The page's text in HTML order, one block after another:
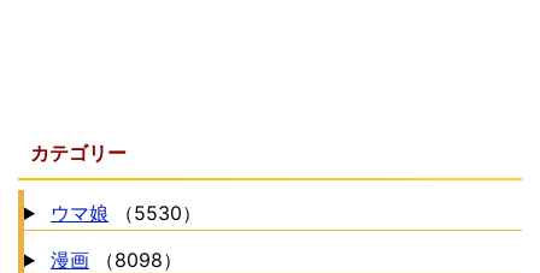
カテゴリー
ウマ娘
（5530）
漫画
（8098）